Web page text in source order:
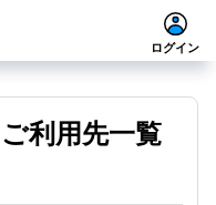
ログイン
利用先一覧